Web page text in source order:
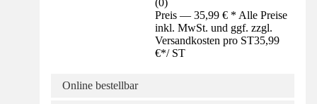
Preis — 35,99 € * Alle Preise
inkl. MwSt. und ggf. zzgl.
Versandkosten pro ST35,99
€*/ ST
Online bestellbar